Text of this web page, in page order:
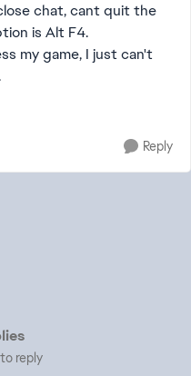
chat, cant quit the
is Alt F4.
my game, I just can't
Reply
reply